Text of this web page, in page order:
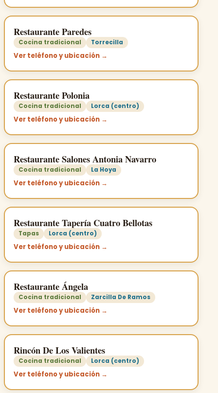
Restaurante Paredes
Cocina tradicional Torrecilla
Ver teléfono y ubicación →
Restaurante Polonia
Cocina tradicional Lorca (centro)
Ver teléfono y ubicación →
Restaurante Salones Antonia Navarro
Cocina tradicional La Hoya
Ver teléfono y ubicación →
Restaurante Tapería Cuatro Bellotas
Tapas Lorca (centro)
Ver teléfono y ubicación →
Restaurante Ángela
Cocina tradicional Zarcilla De Ramos
Ver teléfono y ubicación →
Rincón De Los Valientes
Cocina tradicional Lorca (centro)
Ver teléfono y ubicación →